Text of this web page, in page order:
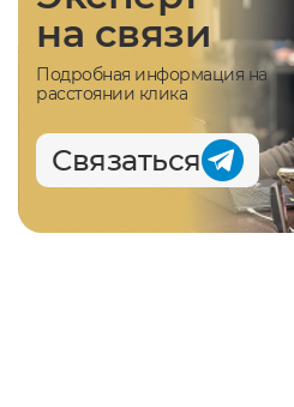
на связи
Подробная информация на
расстоянии клика
Связаться